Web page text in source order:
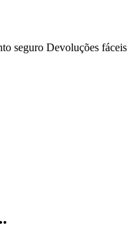
seguro Devoluções fáceis